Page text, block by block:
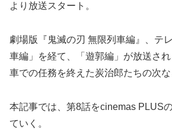
より放送スタート。
劇場版『鬼滅の刃 無限列車編』、テ
車編」を経て、「遊郭編」が放送さ
車での任務を終えた炭治郎たちの次な
本記事では、第8話をcinemas PLUS
ていく。